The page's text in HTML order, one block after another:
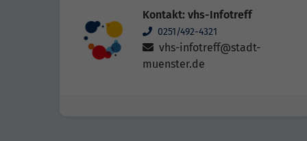
Kontakt: vhs-Infotreff
0251/492-4321
vhs-infotreff@stadt-
muenster.de